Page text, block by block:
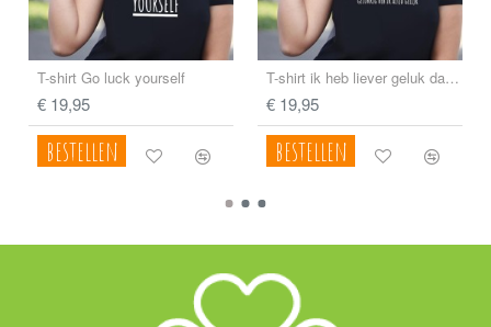
T-shirt Go luck yourself
€ 19,95
bestellen
T-shirt ik heb liever geluk dan gelijk
€ 19,95
bestellen